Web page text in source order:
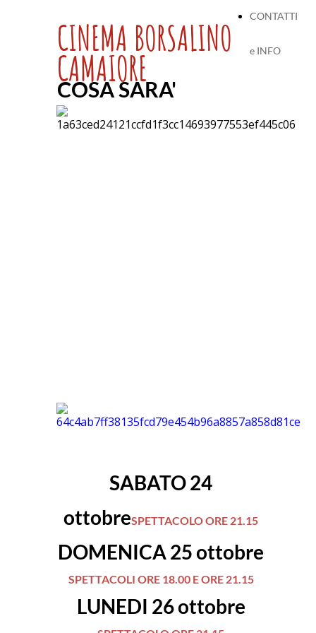
CONTATTI
e INFO
CINEMA BORSALINO
CAMAIORE
COSA SARA'
SABATO 24
ottobreSPETTACOLO ORE 21.15
DOMENICA 25 ottobre
SPETTACOLI ORE 18.00 E ORE 21.15
LUNEDI 26 ottobre